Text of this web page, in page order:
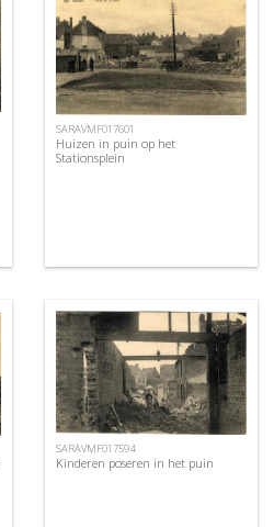
SARAVMF017601
Huizen in puin op het
Stationsplein
SARAVMF017594
Kinderen poseren in het puin